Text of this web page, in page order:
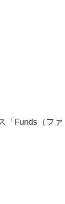
「Funds（ファ